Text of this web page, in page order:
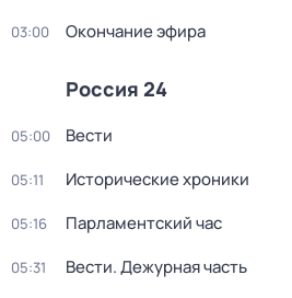
03:00 Окончание эфира
Россия 24
05:00 Вести
05:11 Исторические хроники
05:16 Парламентский час
05:31 Вести. Дежурная часть